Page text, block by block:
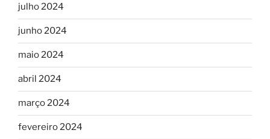
julho 2024
junho 2024
maio 2024
abril 2024
março 2024
fevereiro 2024